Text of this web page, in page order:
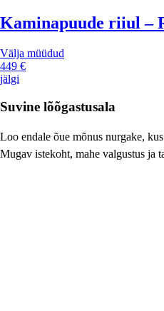
Kaminapuude riiul –
Välja müüdud
449 €
jälgi
Suvine lõõgastusala
Loo endale õue mõnus nurgake,
Mugav istekoht, mahe valgustus ja